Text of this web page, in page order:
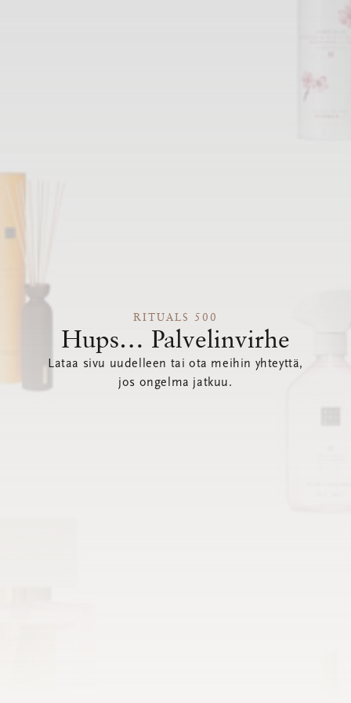
RITUALS 500
Hups… Palvelinvirhe
Lataa sivu uudelleen tai ota meihin yhteyttä,
jos ongelma jatkuu.